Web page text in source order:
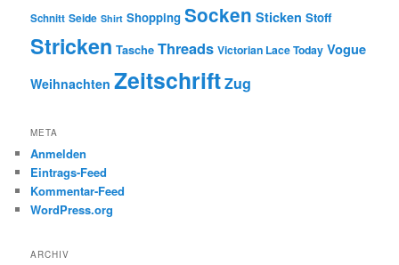
Schnitt Seide Shirt Shopping Socken Sticken Stoff
Stricken Tasche Threads Victorian Lace Today Vogue
Weihnachten ZeitschriftZug
META
Anmelden
Eintrags-Feed
Kommentar-Feed
WordPress.org
ARCHIV